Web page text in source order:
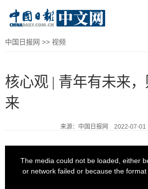
中国日报网 >> 视频
核心观 | 青年有未来
来
来源：中国日报网 2022-07-01